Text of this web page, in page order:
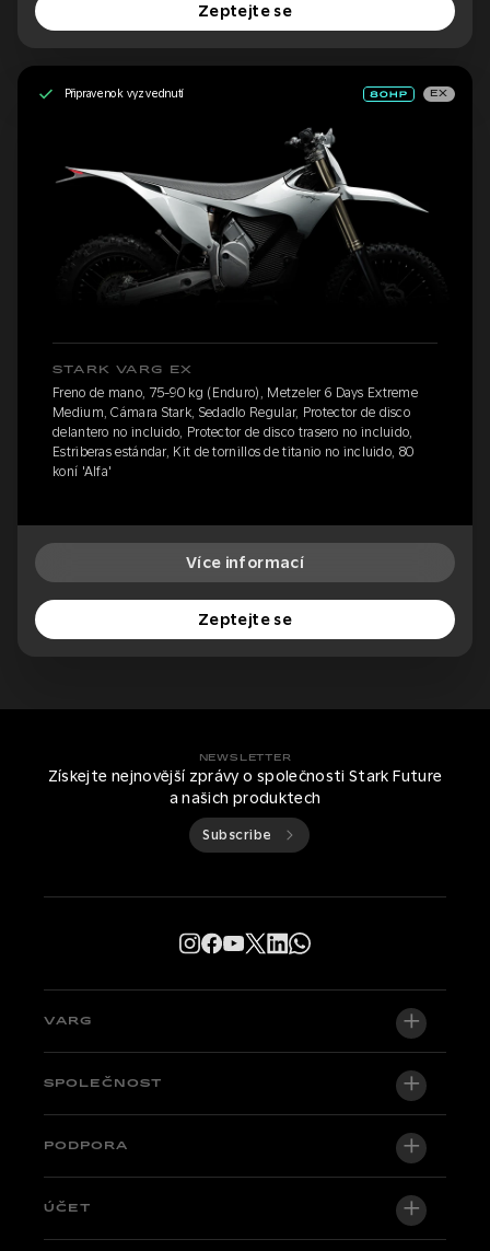
Zeptejte se
Připraveno k vyzvednutí EX
STARK VARG EX
Freno de mano, 75-90 kg (Enduro), Metzeler 6 Days Extreme
Medium, Cámara Stark, Sedadlo Regular, Protector de disco
delantero no incluido, Protector de disco trasero no incluido,
Estriberas estándar, Kit de tornillos de titanio no incluido, 80
koní 'Alfa'
Více informací
Zeptejte se
NEWSLETTER
Získejte nejnovější zprávy o společnosti Stark Future
a našich produktech
Subscribe
VARG
VARG EX
Factory Edition
Kola skladem
SPOLEČNOST
O nás
PODPORA
Centrální podpora
ÚČET